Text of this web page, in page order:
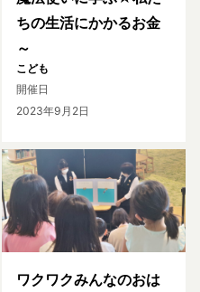
ちの生活にかかるお金
～
こども
開催日
2023年9月2日
ワクワクみんなのおは